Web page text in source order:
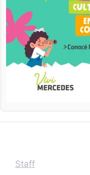
Staff